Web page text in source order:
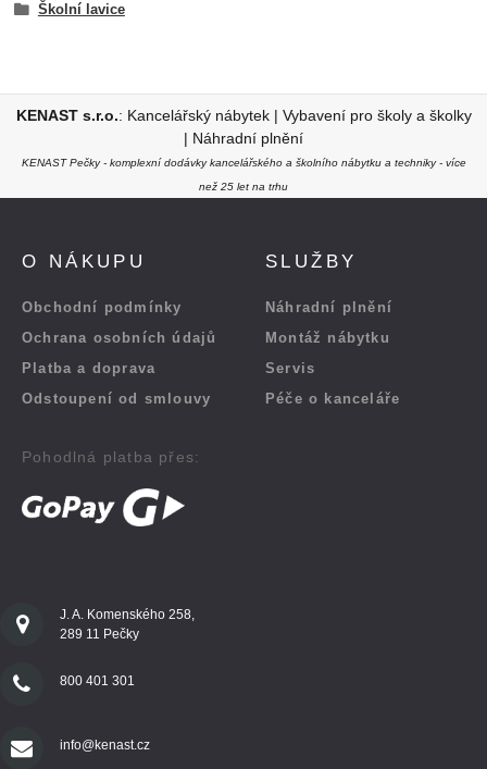
Školní lavice
KENAST s.r.o.: Kancelářský nábytek | Vybavení pro školy a školky
| Náhradní plnění
KENAST Pečky - komplexní dodávky kancelářského a školního nábytku a techniky - více
než 25 let na trhu
O NÁKUPU
Obchodní podmínky
Ochrana osobních údajů
Platba a doprava
Odstoupení od smlouvy
Pohodlná platba přes:
SLUŽBY
Náhradní plnění
Montáž nábytku
Servis
Péče o kanceláře
J. A. Komenského 258,
289 11 Pečky
800 401 301
info@kenast.cz